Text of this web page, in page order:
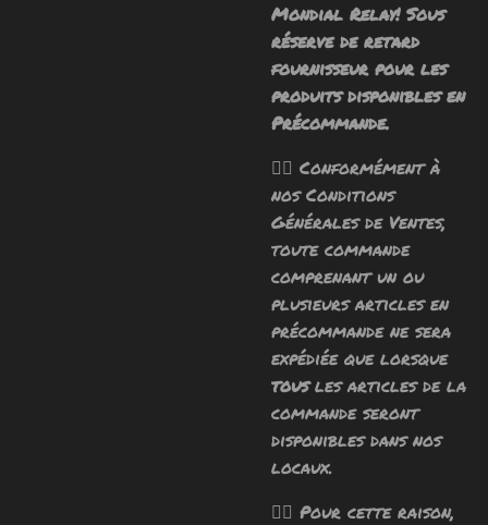
Mondial Relay! Sous
réserve de retard
fournisseur pour les
produits disponibles en
Précommande.
🧙‍♂️ Conformément à
nos Conditions
Générales de Ventes,
toute commande
comprenant un ou
plusieurs articles en
précommande ne sera
expédiée que lorsque
tousles articles de la
commande seront
disponibles dans nos
locaux.
🧙‍♂️ Pour cette raison,